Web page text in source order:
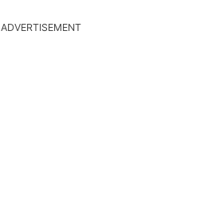
ADVERTISEMENT